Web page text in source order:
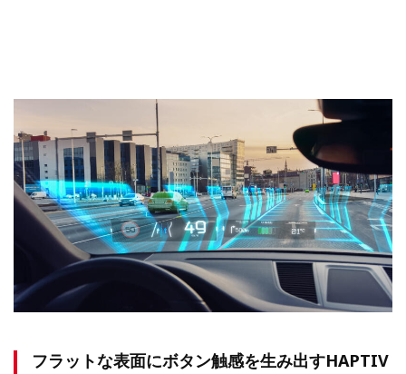
フラットな表面にボタン触感を生み出すHAPTIV